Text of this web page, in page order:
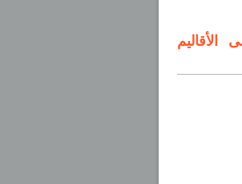
الأقاليم